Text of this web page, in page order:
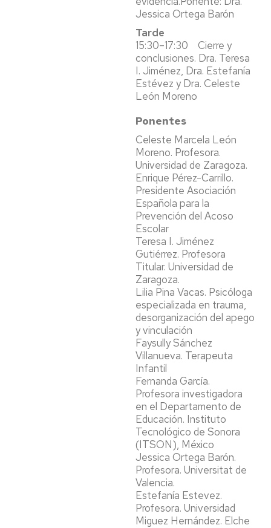
Jessica Ortega Barón
Tarde
15:30–17:30 Cierre y
conclusiones. Dra. Teresa
I. Jiménez, Dra. Estefanía
Estévez y Dra. Celeste
León Moreno
Ponentes
Celeste Marcela León
Moreno. Profesora.
Universidad de Zaragoza.
Enrique Pérez-Carrillo.
Presidente Asociación
Española para la
Prevención del Acoso
Escolar
Teresa I. Jiménez
Gutiérrez. Profesora
Titular. Universidad de
Zaragoza.
Lilia Pina Vacas. Psicóloga
especializada en trauma,
desorganización del apego
y vinculación
Faysully Sánchez
Villanueva. Terapeuta
Infantil
Fernanda García.
Profesora investigadora
en el Departamento de
Educación. Instituto
Tecnológico de Sonora
(ITSON), México
Jessica Ortega Barón.
Profesora. Universitat de
Valencia.
Estefanía Estevez.
Profesora. Universidad
Miguez Hernández. Elche